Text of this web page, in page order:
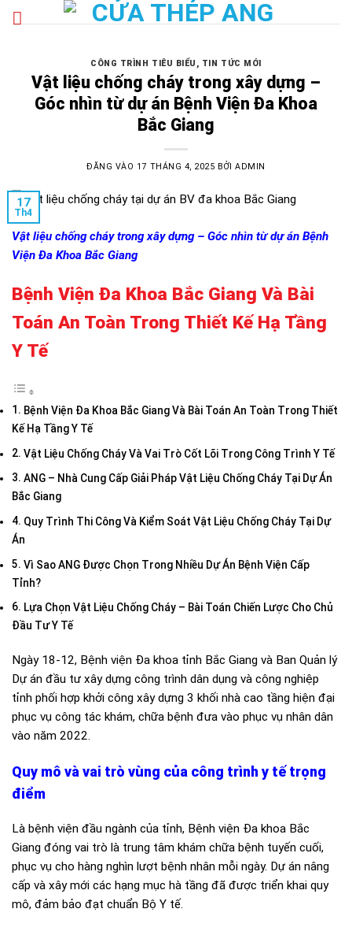
Bỏ
qua
CÔNG TRÌNH TIÊU BIỂU , TIN TỨC MỚI
Vật liệu chống cháy trong xây dựng –
Góc nhìn từ dự án Bệnh Viện Đa Khoa
Bắc Giang
ĐĂNG VÀO 17 THÁNG 4, 2025 BỞIADMIN
17
Th4
Vật liệu chống cháy trong xây dựng – Góc nhìn từ dự án Bệnh
Viện Đa Khoa Bắc Giang
Bệnh Viện Đa Khoa Bắc Giang Và Bài
Toán An Toàn Trong Thiết Kế Hạ Tầng
Y Tế
Bệnh Viện Đa Khoa Bắc Giang Và Bài Toán An Toàn Trong Thiết
Kế Hạ Tầng Y Tế
Vật Liệu Chống Cháy Và Vai Trò Cốt Lõi Trong Công Trình Y Tế
ANG – Nhà Cung Cấp Giải Pháp Vật Liệu Chống Cháy Tại Dự Án
Bắc Giang
Quy Trình Thi Công Và Kiểm Soát Vật Liệu Chống Cháy Tại Dự
Án
Vì Sao ANG Được Chọn Trong Nhiều Dự Án Bệnh Viện Cấp
Tỉnh?
Lựa Chọn Vật Liệu Chống Cháy – Bài Toán Chiến Lược Cho Chủ
Đầu Tư Y Tế
Ngày 18-12, Bệnh viện Đa khoa tỉnh Bắc Giang và Ban Quản lý
Dự án đầu tư xây dựng công trình dân dụng và công nghiệp
tỉnh phối hợp khởi công xây dựng 3 khối nhà cao tầng hiện đại
phục vụ công tác khám, chữa bệnh đưa vào phục vụ nhân dân
vào năm 2022.
Quy mô và vai trò vùng của công trình y tế trọng
điểm
Là bệnh viện đầu ngành của tỉnh, Bệnh viện Đa khoa Bắc
Giang đóng vai trò là trung tâm khám chữa bệnh tuyến cuối,
phục vụ cho hàng nghìn lượt bệnh nhân mỗi ngày. Dự án nâng
cấp và xây mới các hạng mục hà tầng đã được triển khai quy
mô, đảm bảo đạt chuẩn Bộ Y tế.